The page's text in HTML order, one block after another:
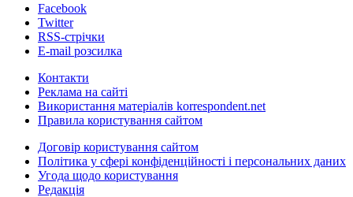
Facebook
Twitter
RSS-стрічки
E-mail розсилка
Контакти
Реклама на сайті
Використання матеріалів korrespondent.net
Правила користування сайтом
Договір користування сайтом
Політика у сфері конфіденційності і персональних даних
Угода щодо користування
Редакція